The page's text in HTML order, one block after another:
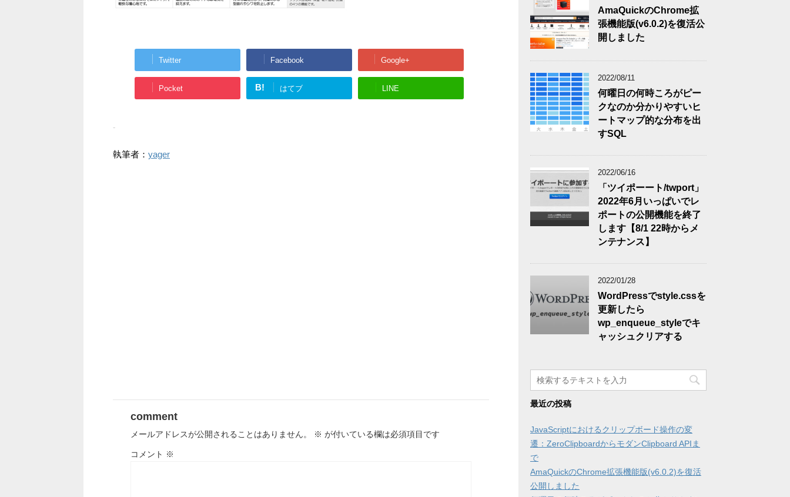
Twitter Facebook Google+
Pocket B! はてブ LINE
-
執筆者： yager
comment
メールアドレスが公開されることはありません。 ※ が付いている欄は必須項目です
コメント ※
AmaQuickのChrome拡
張機能版(v6.0.2)を復活公
開しました
2022/08/11
何曜日の何時ころがピー
クなのか分かりやすいヒ
ートマップ的な分布を出
すSQL
2022/06/16
「ツイポーート/twport」
2022年6月いっぱいでレ
ポートの公開機能を終了
します【8/1 22時からメ
ンテナンス】
2022/01/28
WordPressでstyle.cssを
更新したら
wp_enqueue_styleでキ
ャッシュクリアする
最近の投稿
JavaScriptにおけるクリップボード操作の変
遷：ZeroClipboardからモダンClipboard APIま
で
AmaQuickのChrome拡張機能版(v6.0.2)を復活
公開しました